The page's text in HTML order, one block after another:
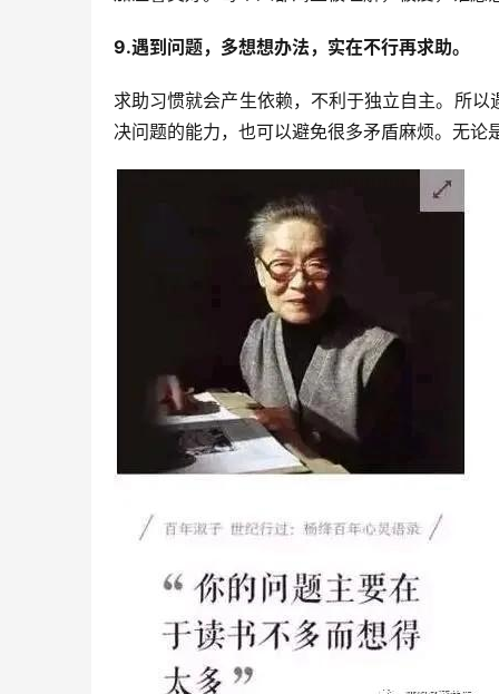
9.遇到问题，多想想办法，实在不行再求助。
求助习惯就会产生依赖，不利于独立自主。所
决问题的能力，也可以避免很多矛盾麻烦。无论